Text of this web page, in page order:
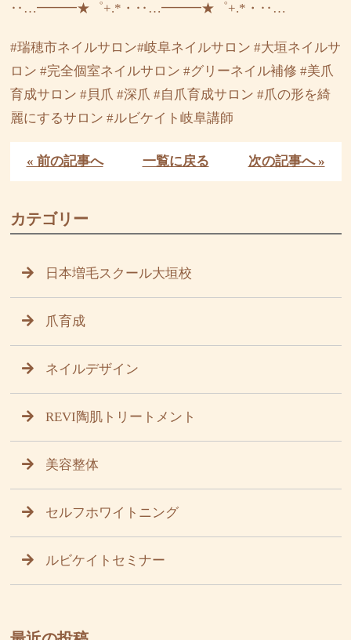
‥…━━━★゜+.*・‥…━━━★゜+.*・‥…
#瑞穂市ネイルサロン#岐阜ネイルサロン #大垣ネイルサ
ロン #完全個室ネイルサロン #グリーネイル補修 #美爪
育成サロン #貝爪 #深爪 #自爪育成サロン #爪の形を綺
麗にするサロン #ルビケイト岐阜講師
« 前の記事へ 一覧に戻る 次の記事へ »
カテゴリー
日本増毛スクール大垣校
爪育成
ネイルデザイン
REVI陶肌トリートメント
美容整体
セルフホワイトニング
ルビケイトセミナー